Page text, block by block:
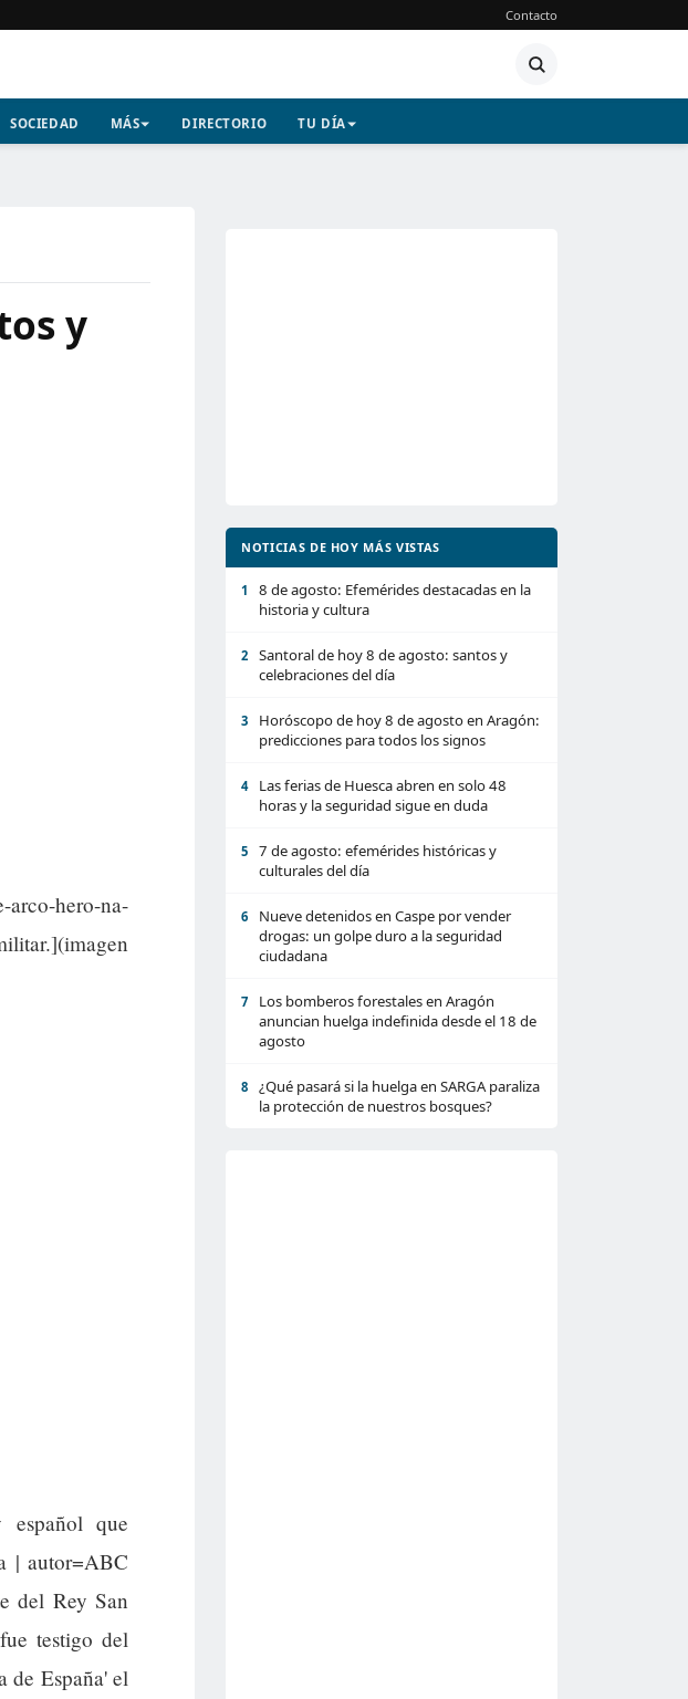
Contacto
SOCIEDAD MÁS DIRECTORIO TU DÍA
y
hero-na-
que
| autor=ABC
del Rey San
testigo del
España' el
NOTICIAS DE HOY MÁS VISTAS
1
8 de agosto: Efemérides destacadas en la
historia y cultura
2
Santoral de hoy 8 de agosto: santos y
celebraciones del día
3
Horóscopo de hoy 8 de agosto en Aragón:
predicciones para todos los signos
4
Las ferias de Huesca abren en solo 48
horas y la seguridad sigue en duda
5
7 de agosto: efemérides históricas y
culturales del día
6
Nueve detenidos en Caspe por vender
drogas: un golpe duro a la seguridad
ciudadana
7
Los bomberos forestales en Aragón
anuncian huelga indefinida desde el 18 de
agosto
8
¿Qué pasará si la huelga en SARGA paraliza
la protección de nuestros bosques?